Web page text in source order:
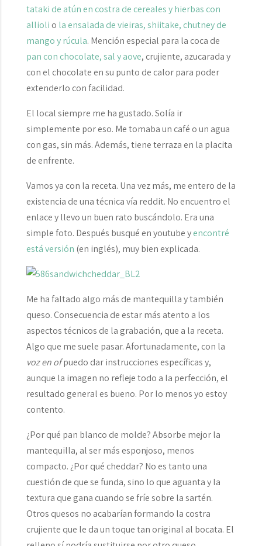
tataki de atún en costra de cereales y hierbas con
allioli o la ensalada de vieiras, shiitake, chutney de
mango y rúcula. Mención especial para la coca de
pan con chocolate, sal y aove, crujiente, azucarada y
con el chocolate en su punto de calor para poder
extenderlo con facilidad.
El local siempre me ha gustado. Solía ir
simplemente por eso. Me tomaba un café o un agua
con gas, sin más. Además, tiene terraza en la placita
de enfrente.
Vamos ya con la receta. Una vez más, me entero de la
existencia de una técnica vía reddit. No encuentro el
enlace y llevo un buen rato buscándolo. Era una
simple foto. Después busqué en youtube yencontré
está versión (en inglés), muy bien explicada.
Me ha faltado algo más de mantequilla y también
queso. Consecuencia de estar más atento a los
aspectos técnicos de la grabación, que a la receta.
Algo que me suele pasar. Afortunadamente, con la
voz en ofpuedo dar instrucciones específicas y,
aunque la imagen no refleje todo a la perfección, el
resultado general es bueno. Por lo menos yo estoy
contento.
¿Por qué pan blanco de molde? Absorbe mejor la
mantequilla, al ser más esponjoso, menos
compacto. ¿Por qué cheddar? No es tanto una
cuestión de que se funda, sino lo que aguanta y la
textura que gana cuando se fríe sobre la sartén.
Otros quesos no acabarían formando la costra
crujiente que le da un toque tan original al bocata. El